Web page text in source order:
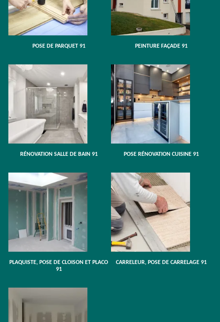
POSE DE PARQUET 91 PEINTURE FAÇADE 91
RÉNOVATION SALLE DE BAIN 91 POSE RÉNOVATION CUISINE 91
PLAQUISTE, POSE DE CLOISON ET PLACO
91
CARRELEUR, POSE DE CARRELAGE 91